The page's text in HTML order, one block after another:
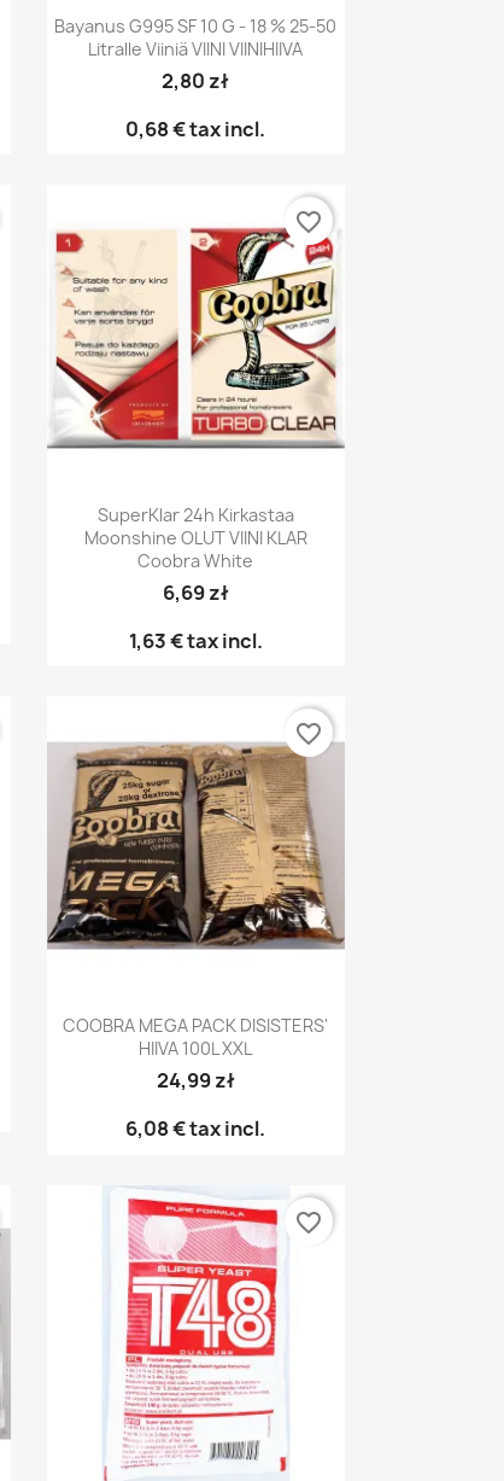
Pikakatselu
Bayanus G995 SF 10 G - 18 % 25-50
Litralle Viiniä VIINI VIINIHIIVA
2,80 zł
0,68 €tax incl.
Pikakatselu
SuperKlar 24h Kirkastaa
Moonshine OLUT VIINI KLAR
Coobra White
6,69 zł
1,63 €tax incl.
favorite_border
Pikakatselu
COOBRA MEGA PACK DISISTERS'
HIIVA 100L XXL
24,99 zł
6,08 €tax incl.
favorite_border
favorite_border